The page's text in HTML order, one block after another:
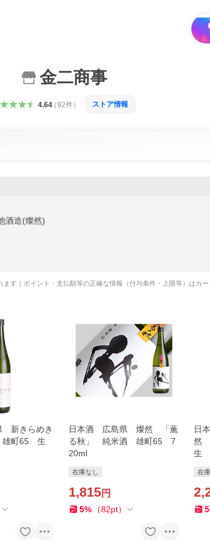
i
金二商事
4.64（92件） ストア情報
酒造(燦然)
ます｜ポイント・支払額等の正確な情報（付与条件・上限等）はカ
新きらめき
雄町65 生
日本酒 広島県 燦然 「薫
る秋」 純米酒 雄町65 7
20ml
在庫なし
1,815円
5% （82pt）
日
然
生
在
5